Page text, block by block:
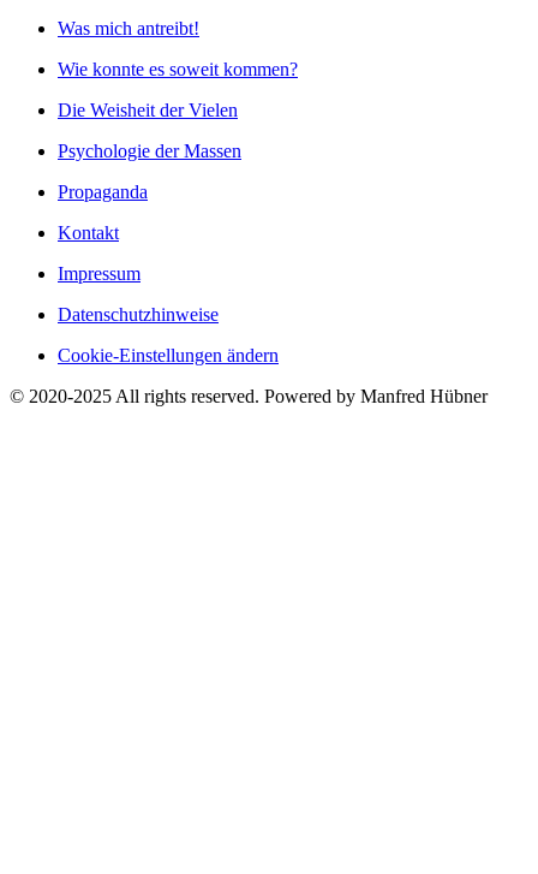
Was mich antreibt!
Wie konnte es soweit kommen?
Die Weisheit der Vielen
Psychologie der Massen
Propaganda
Kontakt
Impressum
Datenschutzhinweise
Cookie-Einstellungen ändern
© 2020-2025 All rights reserved. Powered by Manfred Hübner